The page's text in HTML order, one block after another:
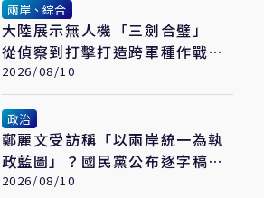
兩岸、綜合
大陸展示無人機「三劍合璧」
從偵察到打擊打造跨軍種作戰體
系
2026/08/10
政治
鄭麗文受訪稱「以兩岸統一為執
政藍圖」？國民黨公布逐字稿批
民視斷章取義
2026/08/10